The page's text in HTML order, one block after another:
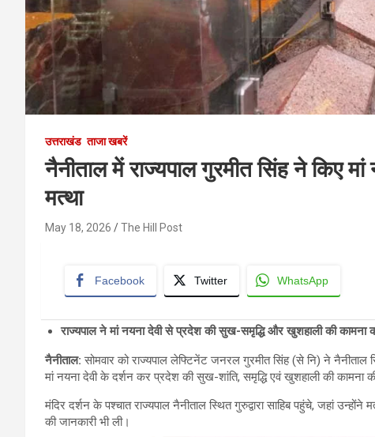
उत्तराखंड ताजा खबरें
नैनीताल में राज्यपाल गुरमीत सिंह ने किए
मत्था
May 18, 2026 The Hill Post
Facebook Twitter WhatsApp
राज्यपाल ने मां नयना देवी से प्रदेश की सुख-समृद्धि और खुशहाली की कामना
नैनीताल: सोमवार को राज्यपाल लेफ्टिनेंट जनरल गुरमीत सिंह (से नि) ने नैनीताल
मां नयना देवी के दर्शन कर प्रदेश की सुख-शांति, समृद्धि एवं खुशहाली की कामना
मंदिर दर्शन के पश्चात राज्यपाल नैनीताल स्थित गुरुद्वारा साहिब पहुंचे, जहां
की जानकारी भी ली।